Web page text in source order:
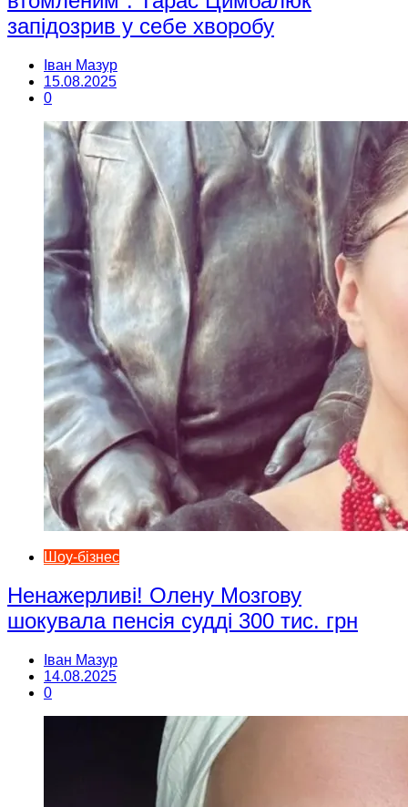
запідозрив у себе хворобу
Іван Мазур
15.08.2025
0
Шоу-бізнес
Ненажерливі! Олену Мозгову
шокувала пенсія судді 300 тис. грн
Іван Мазур
14.08.2025
0